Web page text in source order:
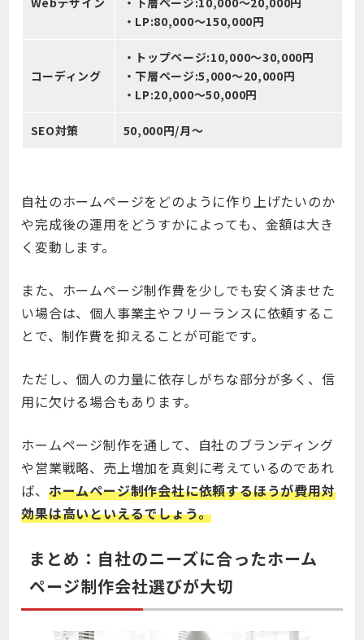
・LP:80,000～150,000円
コーディング
・トップページ:10,000～30,000円
・下層ページ:5,000～20,000円
・LP:20,000～50,000円
SEO対策 50,000円/月～
自社のホームページをどのように作り上げたいのか
や完成後の運用をどうすかによっても、金額は大き
く変動します。
また、ホームページ制作費を少しでも安く済ませた
い場合は、個人事業主やフリーランスに依頼するこ
とで、制作費を抑えることが可能です。
ただし、個人の力量に依存しがちな部分が多く、信
用に欠ける場合もあります。
ホームページ制作を通して、自社のブランディング
や営業戦略、売上増加を真剣に考えているのであれ
ば、 ホームページ制作会社に依頼するほうが費用対
効果は高いといえるでしょう。
まとめ：自社のニーズに合ったホーム
ページ制作会社選びが大切